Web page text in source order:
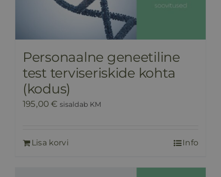
Personaalne geneetiline
test terviseriskide kohta
(kodus)
195,00€ sisaldab KM
Lisa korvi Info